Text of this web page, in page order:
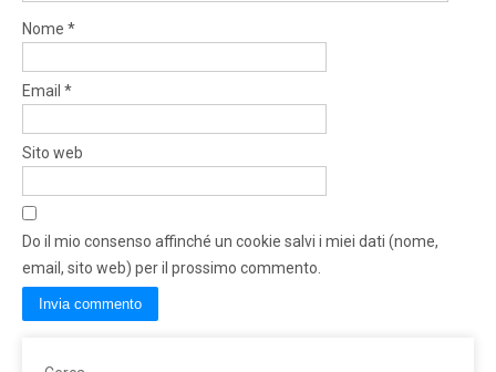
Nome *
Email *
Sito web
Do il mio consenso affinché un cookie salvi i miei dati (nome,
email, sito web) per il prossimo commento.